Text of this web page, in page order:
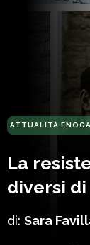
ATTUALITÀ
La
diversi
di: Sara